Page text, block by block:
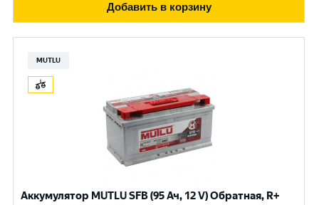
Добавить в корзину
MUTLU
Аккумулятор MUTLU SFB (95 Ач, 12 V) Обратная, R+